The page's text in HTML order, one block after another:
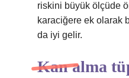
riskini büyük ölçüde
karaciğere ek olarak
da iyi gelir.
Kan alma